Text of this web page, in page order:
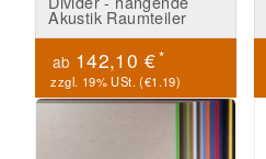
Akustik Raumteiler
ab 142,10 €*
zzgl. 19% USt. (€1.19)